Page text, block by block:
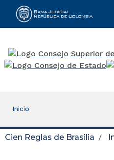
Rama Judicial
Inicio
Cien Reglas de Brasilia